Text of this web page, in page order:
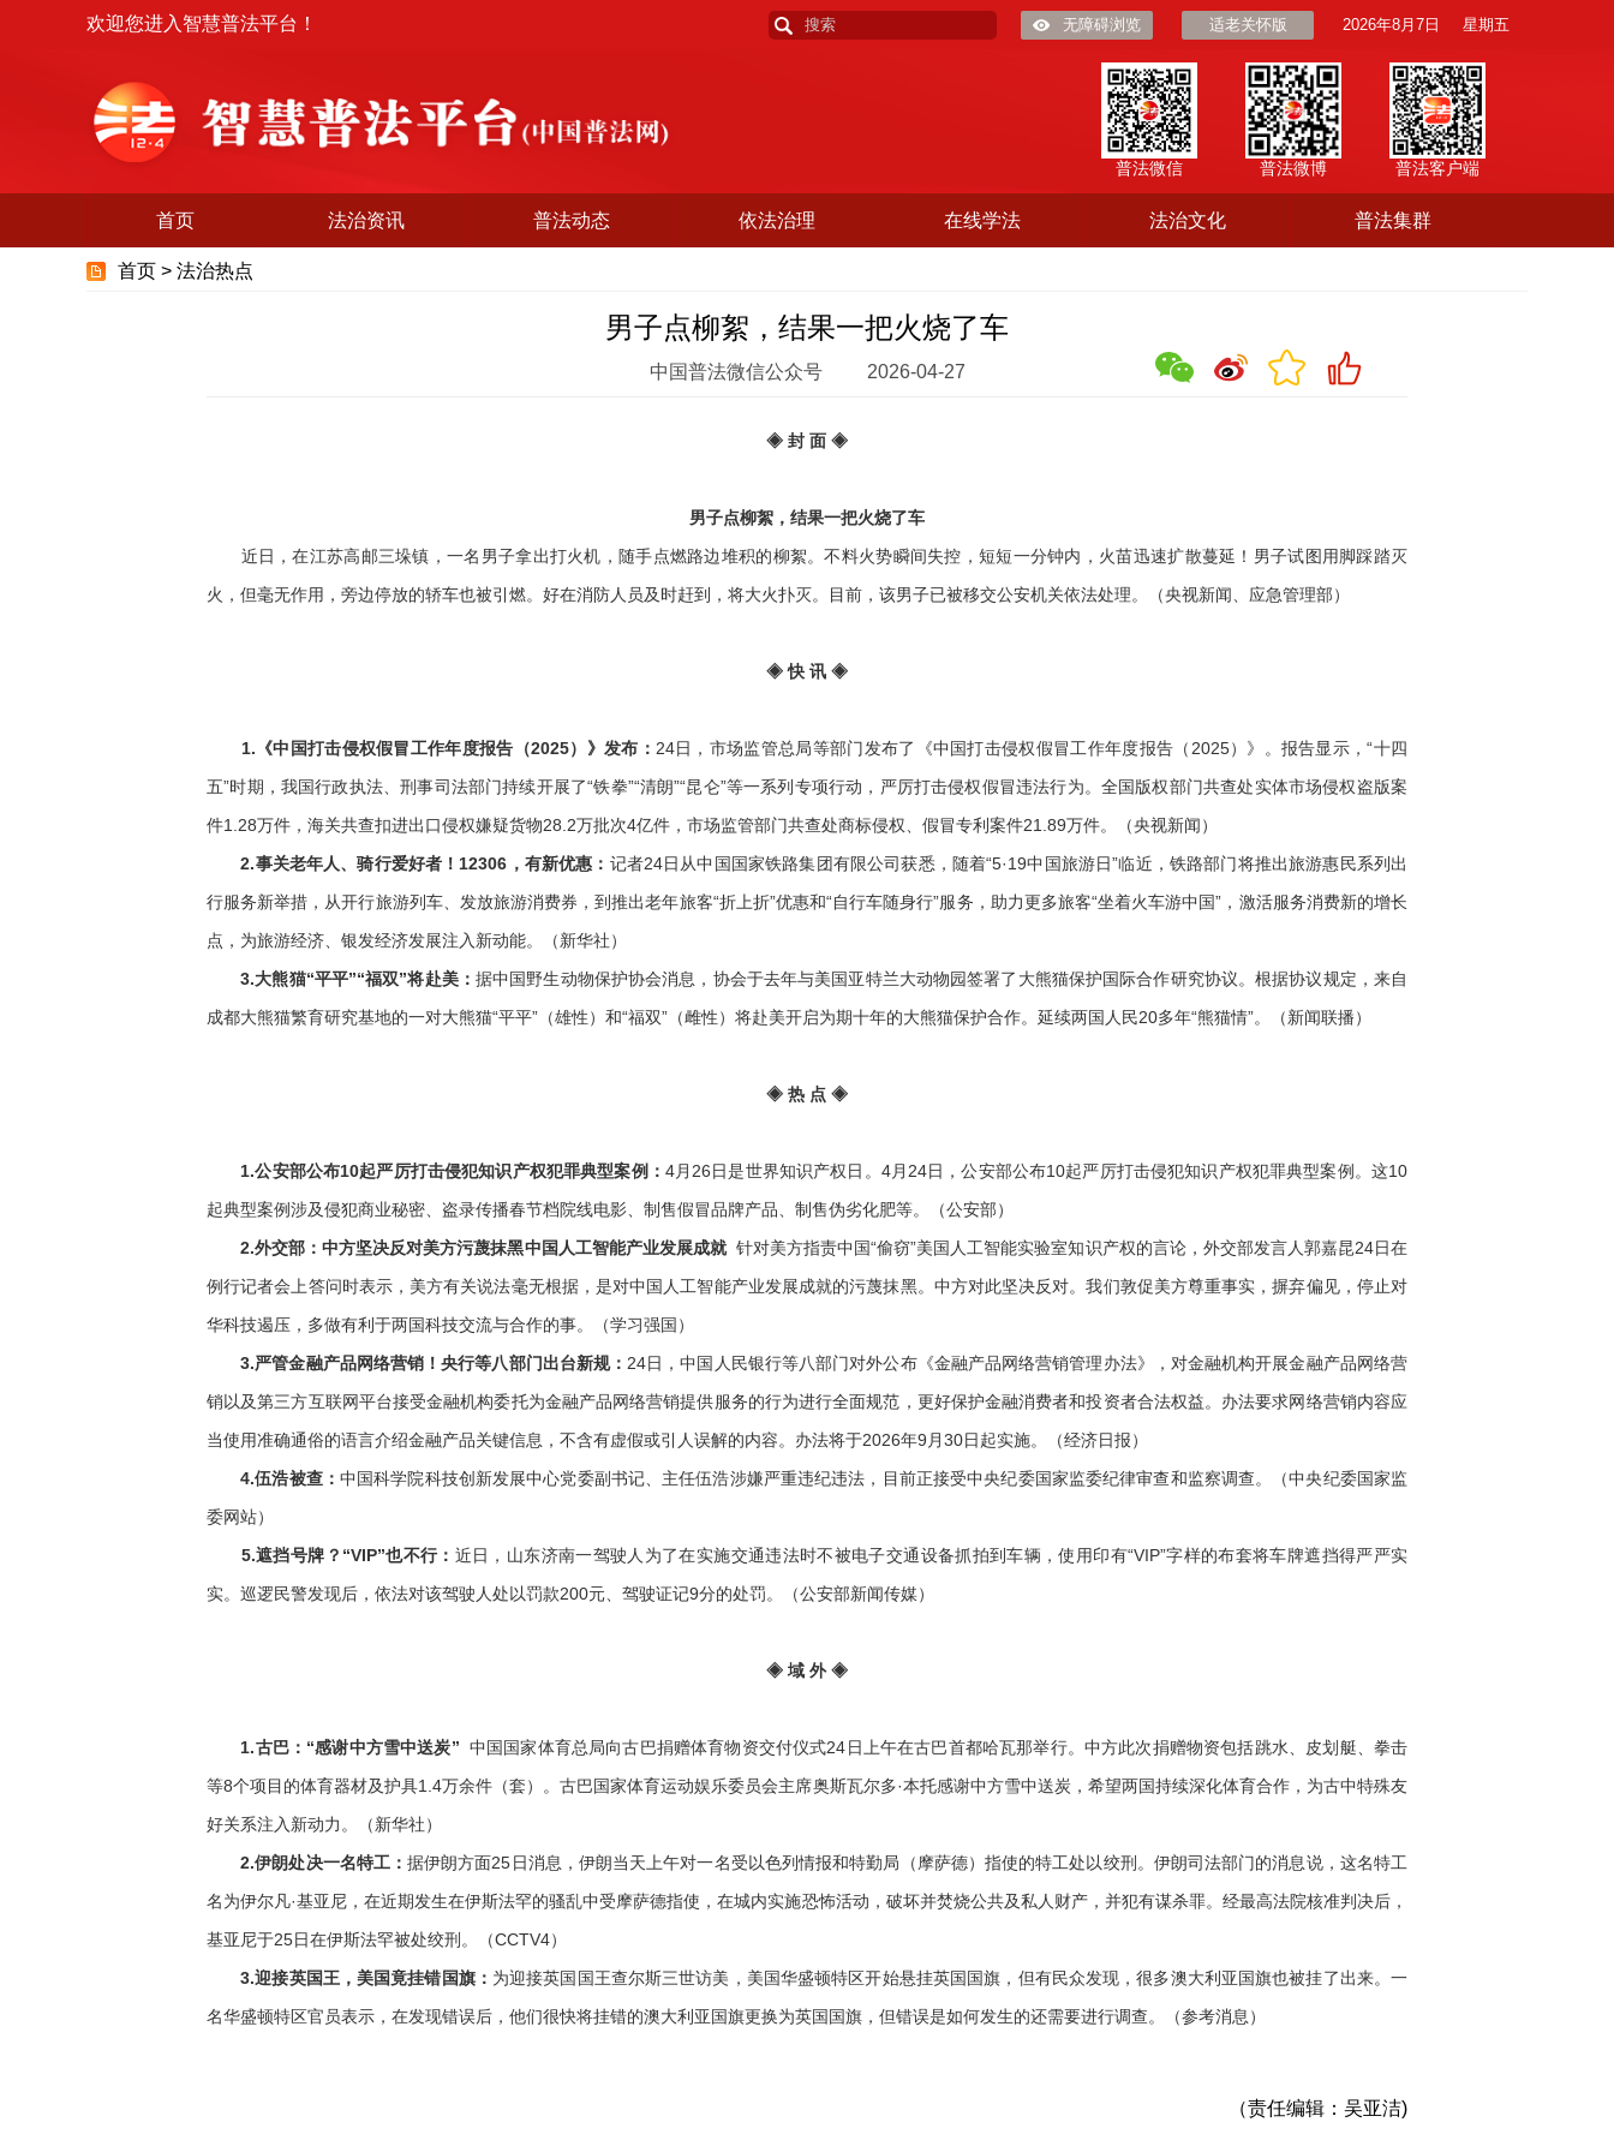
欢迎您进入智慧普法平台！ 无障碍浏览 适老关怀版 2026年8月7日 星期五
普法客户端
普法微博
普法微信
首页 法治资讯 普法动态 依法治理 在线学法 法治文化 普法集群
首页 > 法治热点
男子点柳絮，结果一把火烧了车
中国普法微信公众号 2026-04-27
◈ 封 面 ◈
男子点柳絮，结果一把火烧了车
近日，在江苏高邮三垛镇，一名男子拿出打火机，随手点燃路边堆积的柳絮。不料火势瞬间失控，短短一分钟内，火苗迅速扩散蔓延！男子试图用脚踩踏灭
火，但毫无作用，旁边停放的轿车也被引燃。好在消防人员及时赶到，将大火扑灭。目前，该男子已被移交公安机关依法处理。（央视新闻、应急管理部）
◈ 快 讯 ◈
1.《中国打击侵权假冒工作年度报告（2025）》发布： 24日，市场监管总局等部门发布了《中国打击侵权假冒工作年度报告（2025）》。报告显示，“十四
五”时期，我国行政执法、刑事司法部门持续开展了“铁拳”“清朗”“昆仑”等一系列专项行动，严厉打击侵权假冒违法行为。全国版权部门共查处实体市场侵权盗版案
件1.28万件，海关共查扣进出口侵权嫌疑货物28.2万批次4亿件，市场监管部门共查处商标侵权、假冒专利案件21.89万件。（央视新闻）
2.事关老年人、骑行爱好者！12306，有新优惠： 记者24日从中国国家铁路集团有限公司获悉，随着“5·19中国旅游日”临近，铁路部门将推出旅游惠民系列出
行服务新举措，从开行旅游列车、发放旅游消费券，到推出老年旅客“折上折”优惠和“自行车随身行”服务，助力更多旅客“坐着火车游中国”，激活服务消费新的增长
点，为旅游经济、银发经济发展注入新动能。（新华社）
3.大熊猫“平平”“福双”将赴美： 据中国野生动物保护协会消息，协会于去年与美国亚特兰大动物园签署了大熊猫保护国际合作研究协议。根据协议规定，来自
成都大熊猫繁育研究基地的一对大熊猫“平平”（雄性）和“福双”（雌性）将赴美开启为期十年的大熊猫保护合作。延续两国人民20多年“熊猫情”。（新闻联播）
◈ 热 点 ◈
1.公安部公布10起严厉打击侵犯知识产权犯罪典型案例： 4月26日是世界知识产权日。4月24日，公安部公布10起严厉打击侵犯知识产权犯罪典型案例。这10
起典型案例涉及侵犯商业秘密、盗录传播春节档院线电影、制售假冒品牌产品、制售伪劣化肥等。（公安部）
2.外交部：中方坚决反对美方污蔑抹黑中国人工智能产业发展成就针对美方指责中国“偷窃”美国人工智能实验室知识产权的言论，外交部发言人郭嘉昆24日在
例行记者会上答问时表示，美方有关说法毫无根据，是对中国人工智能产业发展成就的污蔑抹黑。中方对此坚决反对。我们敦促美方尊重事实，摒弃偏见，停止对
华科技遏压，多做有利于两国科技交流与合作的事。（学习强国）
3.严管金融产品网络营销！央行等八部门出台新规： 24日，中国人民银行等八部门对外公布《金融产品网络营销管理办法》，对金融机构开展金融产品网络营
销以及第三方互联网平台接受金融机构委托为金融产品网络营销提供服务的行为进行全面规范，更好保护金融消费者和投资者合法权益。办法要求网络营销内容应
当使用准确通俗的语言介绍金融产品关键信息，不含有虚假或引人误解的内容。办法将于2026年9月30日起实施。（经济日报）
4.伍浩被查： 中国科学院科技创新发展中心党委副书记、主任伍浩涉嫌严重违纪违法，目前正接受中央纪委国家监委纪律审查和监察调查。（中央纪委国家监
委网站）
5.遮挡号牌？“VIP”也不行： 近日，山东济南一驾驶人为了在实施交通违法时不被电子交通设备抓拍到车辆，使用印有“VIP”字样的布套将车牌遮挡得严严实
实。巡逻民警发现后，依法对该驾驶人处以罚款200元、驾驶证记9分的处罚。（公安部新闻传媒）
◈ 域 外 ◈
1.古巴：“感谢中方雪中送炭” 中国国家体育总局向古巴捐赠体育物资交付仪式24日上午在古巴首都哈瓦那举行。中方此次捐赠物资包括跳水、皮划艇、拳击
等8个项目的体育器材及护具1.4万余件（套）。古巴国家体育运动娱乐委员会主席奥斯瓦尔多·本托感谢中方雪中送炭，希望两国持续深化体育合作，为古中特殊友
好关系注入新动力。（新华社）
2.伊朗处决一名特工：据伊朗方面25日消息，伊朗当天上午对一名受以色列情报和特勤局（摩萨德）指使的特工处以绞刑。伊朗司法部门的消息说，这名特工
名为伊尔凡·基亚尼，在近期发生在伊斯法罕的骚乱中受摩萨德指使，在城内实施恐怖活动，破坏并焚烧公共及私人财产，并犯有谋杀罪。经最高法院核准判决后，
基亚尼于25日在伊斯法罕被处绞刑。（CCTV4）
3.迎接英国王，美国竟挂错国旗： 为迎接英国国王查尔斯三世访美，美国华盛顿特区开始悬挂英国国旗，但有民众发现，很多澳大利亚国旗也被挂了出来。一
名华盛顿特区官员表示，在发现错误后，他们很快将挂错的澳大利亚国旗更换为英国国旗，但错误是如何发生的还需要进行调查。（参考消息）
（责任编辑：吴亚洁)